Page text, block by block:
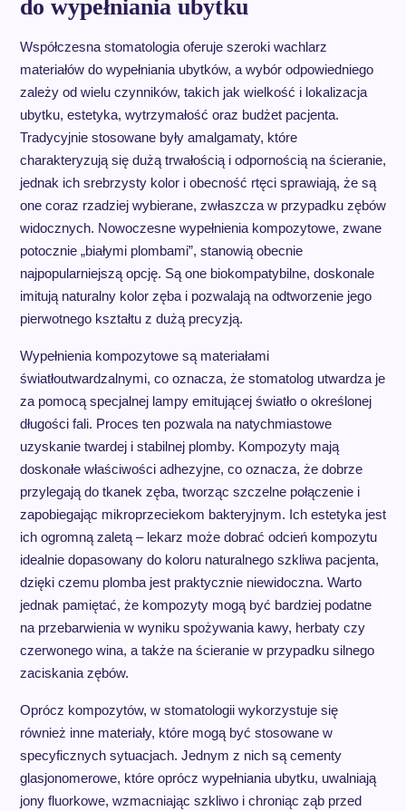
do wypełniania ubytku
Współczesna stomatologia oferuje szeroki wachlarz
materiałów do wypełniania ubytków, a wybór odpowiedniego
zależy od wielu czynników, takich jak wielkość i lokalizacja
ubytku, estetyka, wytrzymałość oraz budżet pacjenta.
Tradycyjnie stosowane były amalgamaty, które
charakteryzują się dużą trwałością i odpornością na ścieranie,
jednak ich srebrzysty kolor i obecność rtęci sprawiają, że są
one coraz rzadziej wybierane, zwłaszcza w przypadku zębów
widocznych. Nowoczesne wypełnienia kompozytowe, zwane
potocznie „białymi plombami”, stanowią obecnie
najpopularniejszą opcję. Są one biokompatybilne, doskonale
imitują naturalny kolor zęba i pozwalają na odtworzenie jego
pierwotnego kształtu z dużą precyzją.
Wypełnienia kompozytowe są materiałami
światłoutwardzalnymi, co oznacza, że stomatolog utwardza je
za pomocą specjalnej lampy emitującej światło o określonej
długości fali. Proces ten pozwala na natychmiastowe
uzyskanie twardej i stabilnej plomby. Kompozyty mają
doskonałe właściwości adhezyjne, co oznacza, że dobrze
przylegają do tkanek zęba, tworząc szczelne połączenie i
zapobiegając mikroprzeciekom bakteryjnym. Ich estetyka jest
ich ogromną zaletą – lekarz może dobrać odcień kompozytu
idealnie dopasowany do koloru naturalnego szkliwa pacjenta,
dzięki czemu plomba jest praktycznie niewidoczna. Warto
jednak pamiętać, że kompozyty mogą być bardziej podatne
na przebarwienia w wyniku spożywania kawy, herbaty czy
czerwonego wina, a także na ścieranie w przypadku silnego
zaciskania zębów.
Oprócz kompozytów, w stomatologii wykorzystuje się
również inne materiały, które mogą być stosowane w
specyficznych sytuacjach. Jednym z nich są cementy
glasjonomerowe, które oprócz wypełniania ubytku, uwalniają
jony fluorkowe, wzmacniając szkliwo i chroniąc ząb przed